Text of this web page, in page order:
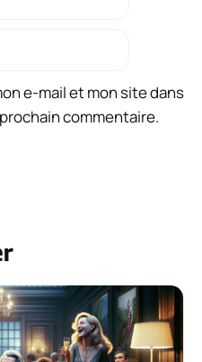
e-mail et mon site dans
commentaire.